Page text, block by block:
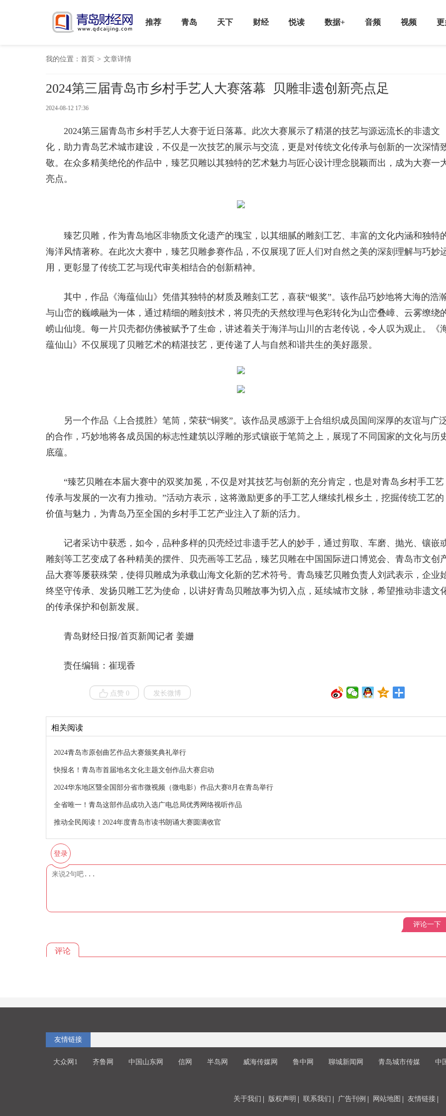
推荐 青岛 天下 财经 悦读 数据+ 音频 视频 更
我的位置： 首页 > 文章详情
2024第三届青岛市乡村手艺人大赛落幕 贝雕非遗创新亮点足
2024-08-12 17:36
2024第三届青岛市乡村手艺人大赛于近日落幕。此次大赛展示了精湛的技艺与源远流长的非遗文
化，助力青岛艺术城市建设，不仅是一次技艺的展示与交流，更是对传统文化传承与创新的一次深情
敬。在众多精美绝伦的作品中，臻艺贝雕以其独特的艺术魅力与匠心设计理念脱颖而出，成为大赛一
亮点。
臻艺贝雕，作为青岛地区非物质文化遗产的瑰宝，以其细腻的雕刻工艺、丰富的文化内涵和独特
海洋风情著称。在此次大赛中，臻艺贝雕参赛作品，不仅展现了匠人们对自然之美的深刻理解与巧妙
用，更彰显了传统工艺与现代审美相结合的创新精神。
其中，作品《海蕴仙山》凭借其独特的材质及雕刻工艺，喜获“银奖”。该作品巧妙地将大海的浩
与山峦的巍峨融为一体，通过精细的雕刻技术，将贝壳的天然纹理与色彩转化为山峦叠嶂、云雾缭绕
崂山仙境。每一片贝壳都仿佛被赋予了生命，讲述着关于海洋与山川的古老传说，令人叹为观止。《
蕴仙山》不仅展现了贝雕艺术的精湛技艺，更传递了人与自然和谐共生的美好愿景。
另一个作品《上合揽胜》笔筒，荣获“铜奖”。该作品灵感源于上合组织成员国间深厚的友谊与广泛
的合作，巧妙地将各成员国的标志性建筑以浮雕的形式镶嵌于笔筒之上，展现了不同国家的文化与历
底蕴。
“臻艺贝雕在本届大赛中的双奖加冕，不仅是对其技艺与创新的充分肯定，也是对青岛乡村手工艺
传承与发展的一次有力推动。”活动方表示，这将激励更多的手工艺人继续扎根乡土，挖掘传统工艺的
价值与魅力，为青岛乃至全国的乡村手工艺产业注入了新的活力。
记者采访中获悉，如今，品种多样的贝壳经过非遗手艺人的妙手，通过剪取、车磨、抛光、镶嵌
雕刻等工艺变成了各种精美的摆件、贝壳画等工艺品，臻艺贝雕在中国国际进口博览会、青岛市文创
品大赛等屡获殊荣，使得贝雕成为承载山海文化新的艺术符号。青岛臻艺贝雕负责人刘武表示，企业
终坚守传承、发扬贝雕工艺为使命，以讲好青岛贝雕故事为切入点，延续城市文脉，希望推动非遗文
的传承保护和创新发展。
青岛财经日报/首页新闻记者 姜姗
责任编辑：崔现香
点赞 0 发长微博
相关阅读
2024青岛市原创曲艺作品大赛颁奖典礼举行
快报名！青岛市首届地名文化主题文创作品大赛启动
2024华东地区暨全国部分省市微视频（微电影）作品大赛8月在青岛举行
全省唯一！青岛这部作品成功入选广电总局优秀网络视听作品
推动全民阅读！2024年度青岛市读书朗诵大赛圆满收官
登录
评论一下
评论
友情链接
大众网1 齐鲁网 中国山东网 信网 半岛网 威海传媒网 鲁中网 聊城新闻网 青岛城市传媒 中
关于我们 版权声明 联系我们 广告刊例 网站地图 友情链接